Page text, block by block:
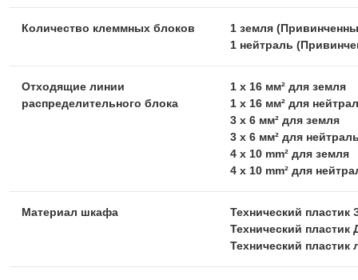
Количество клеммных блоков
1 земля
1 нейтраль
Отходящие линии
распределительного блока
1 x 16 мм² для земля
1 x 16 мм² для
3 x 6 мм² для земля
3 x 6 мм² для
4 x 10 mm² для земля
4 x 10 mm² для
Материал шкафа
Технический пластик
Технический пластик
Технический пластик